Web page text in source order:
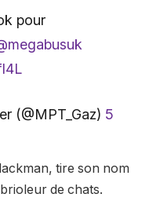
pour
(@MPT_Gaz) 5
tire son nom
de chats.